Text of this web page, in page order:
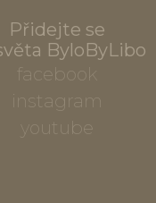
Přidejte se
ByloByLibo
facebook
instagram
youtube